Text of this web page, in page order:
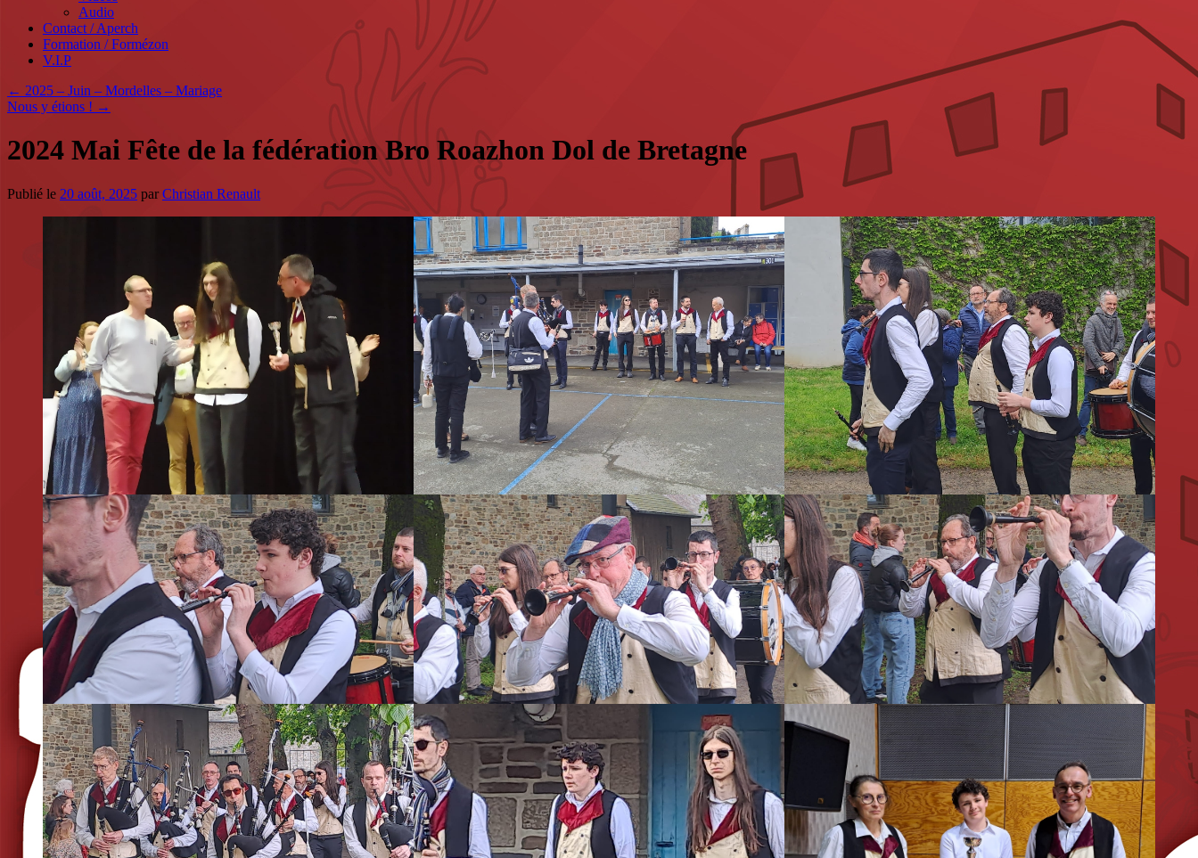
Audio
Contact / Aperch
Formation / Formézon
V.I.P
← 2025 – Juin – Mordelles – Mariage
Nous y étions ! →
2024 Mai Fête de la fédération Bro Roazhon Dol de Bretagne
Publié le 20 août, 2025 par Christian Renault